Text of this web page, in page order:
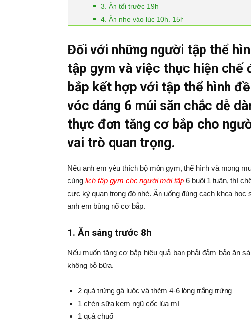
3. Ăn tối trước 19h
4. Ăn nhẹ vào lúc 10h, 15h
Đối với những người tập thể
tập gym và việc thực hiện chế
bắp kết hợp với tập thể hình
vóc dáng 6 múi săn chắc dễ
thực đơn tăng cơ bắp cho
vai trò quan trọng.
Nếu anh em yêu thích bộ môn gym, thể hình và mong
cùng lịch tập gym cho người mới tập 6 buổi 1 tuần, thì
cực kỳ quan trọng đó nhé. Ăn uống đúng cách khoa
anh em bùng nổ cơ bắp.
1. Ăn sáng trước 8h
Nếu muốn tăng cơ bắp hiệu quả bạn phải đảm bảo ăn
không bỏ bữa.
2 quả trứng gà luộc và thêm 4-6 lòng trắng trứng
1 chén sữa kem ngũ cốc lúa mì
1 quả chuối